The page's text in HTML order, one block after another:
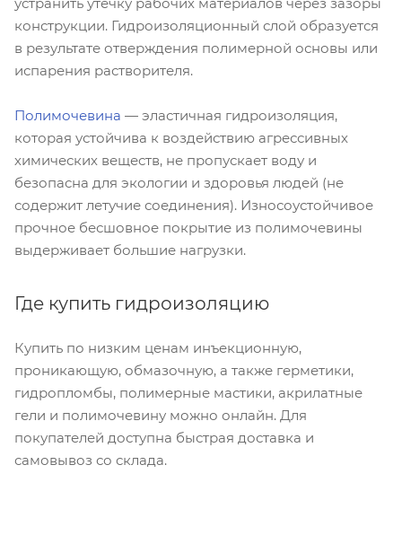
конструкции. Гидроизоляционный слой образуется
в результате отверждения полимерной основы или
испарения растворителя.
Полимочевина — эластичная гидроизоляция,
которая устойчива к воздействию агрессивных
химических веществ, не пропускает воду и
безопасна для экологии и здоровья людей (не
содержит летучие соединения). Износоустойчивое
прочное бесшовное покрытие из полимочевины
выдерживает большие нагрузки.
Где купить гидроизоляцию
Купить по низким ценам инъекционную,
проникающую, обмазочную, а также герметики,
гидропломбы, полимерные мастики, акрилатные
гели и полимочевину можно онлайн. Для
покупателей доступна быстрая доставка и
самовывоз со склада.